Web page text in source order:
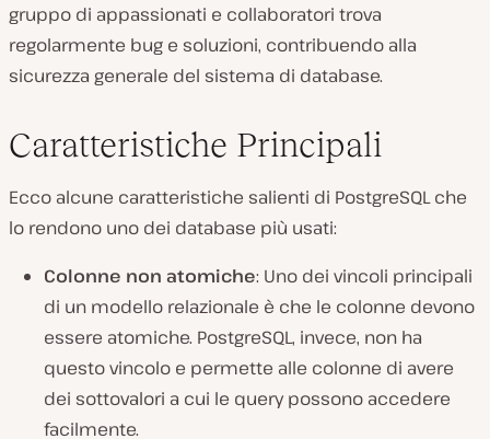
gruppo di appassionati e collaboratori trova
regolarmente bug e soluzioni, contribuendo alla
sicurezza generale del sistema di database.
Caratteristiche Principali
Ecco alcune caratteristiche salienti di PostgreSQL che
lo rendono uno dei database più usati:
Colonne non atomiche: Uno dei vincoli principali
di un modello relazionale è che le colonne devono
essere atomiche. PostgreSQL, invece, non ha
questo vincolo e permette alle colonne di avere
dei sottovalori a cui le query possono accedere
facilmente.